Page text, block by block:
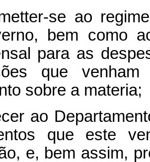
se ao
bem como
para as
que
sobre a materia;
ao
que este
e, bem assim,